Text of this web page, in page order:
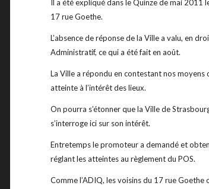
Il a été expliqué dans le Quinze de mai 2011
17 rue Goethe.
L’absence de réponse de la Ville a valu, en
Administratif, ce qui a été fait en août.
La Ville a répondu en contestant nos
atteinte à l’intérêt des lieux.
On pourra s’étonner que la Ville de
s’interroge ici sur son intérêt.
Entretemps le promoteur a demandé et
réglant les atteintes au règlement du POS.
Comme l’ADIQ, les voisins du 17 rue